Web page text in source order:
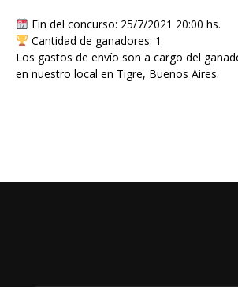
Fin del concurso: 25/7/2021 20:00 hs.
Cantidad de ganadores: 1
Los gastos de envío son a cargo del
en nuestro local en Tigre, Buenos Aires.